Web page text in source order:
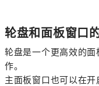
轮盘和面板窗口
轮盘是一个更高效的
作。
主面板窗口也可以在